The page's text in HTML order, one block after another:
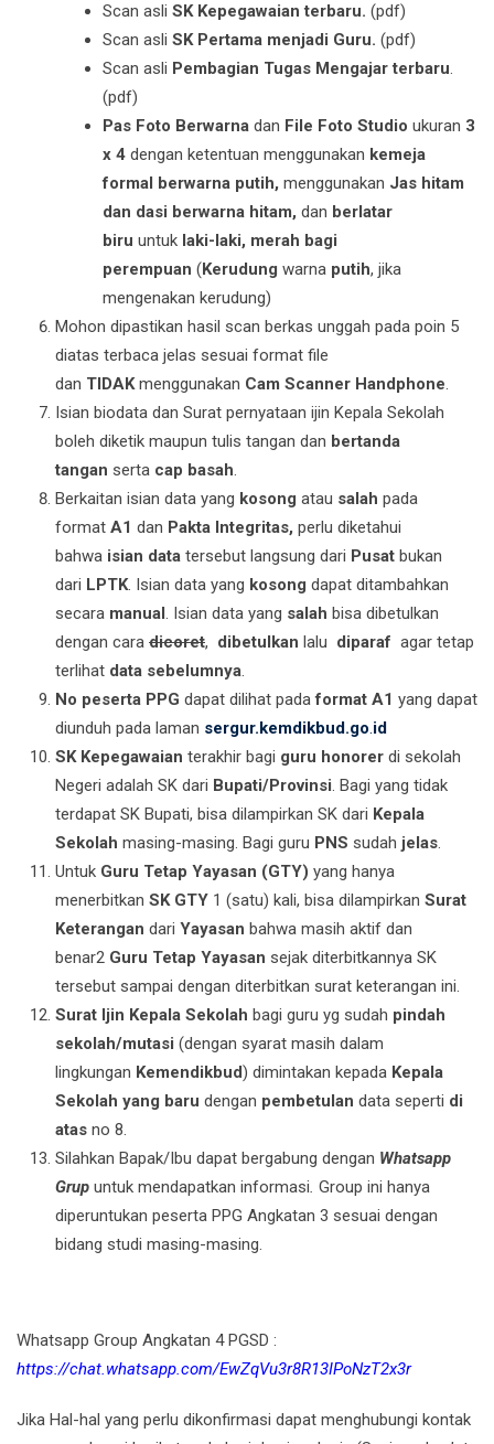
Scan asli SK Kepegawaian terbaru. (pdf)
Scan asli SK Pertama menjadi Guru. (pdf)
Scan asli Pembagian Tugas Mengajar terbaru.
(pdf)
Pas Foto Berwarna dan File Foto Studio ukuran 3
x 4 dengan ketentuan menggunakan kemeja
formal berwarna putih, menggunakan Jas hitam
dan dasi berwarna hitam, dan berlatar
biru untuklaki-laki, merah bagi
perempuan (Kerudung warna putih, jika
mengenakan kerudung)
Mohon dipastikan hasil scan berkas unggah pada poin 5
diatas terbaca jelas sesuai format file
dan TIDAKmenggunakan Cam Scanner Handphone.
Isian biodata dan Surat pernyataan ijin Kepala Sekolah
boleh diketik maupun tulis tangan dan bertanda
tangan serta cap basah.
Berkaitan isian data yang kosong atau salah pada
format A1 dan Pakta Integritas, perlu diketahui
bahwa isian data tersebut langsung dari Pusat bukan
dari LPTK. Isian data yang kosong dapat ditambahkan
secara manual. Isian data yang salah bisa dibetulkan
dengan cara dicoret, dibetulkan lalu diparaf agar tetap
terlihat data sebelumnya.
No peserta PPG dapat dilihat padaformat A1 yang dapat
diunduh pada laman sergur.kemdikbud.go.id
SK Kepegawaian terakhir bagi guru honorer di sekolah
Negeri adalah SK dari Bupati/Provinsi. Bagi yang tidak
terdapat SK Bupati, bisa dilampirkan SK dari Kepala
Sekolah masing-masing. Bagi guru PNS sudah jelas.
Untuk Guru Tetap Yayasan (GTY) yang hanya
menerbitkan SK GTY 1 (satu) kali, bisa dilampirkan Surat
Keterangan dari Yayasan bahwa masih aktif dan
benar2 Guru Tetap Yayasan sejak diterbitkannya SK
tersebut sampai dengan diterbitkan surat keterangan ini.
Surat Ijin Kepala Sekolah bagi guru yg sudah pindah
sekolah/mutasi (dengan syarat masih dalam
lingkungan Kemendikbud) dimintakan kepada Kepala
Sekolah yang baru dengan pembetulan data seperti di
atas no 8.
Silahkan Bapak/Ibu dapat bergabung dengan Whatsapp
Grup untuk mendapatkan informasi. Group ini hanya
diperuntukan peserta PPG Angkatan 3 sesuai dengan
bidang studi masing-masing.
Whatsapp Group Angkatan 4 PGSD :
https://chat.whatsapp.com/EwZqVu3r8R13IPoNzT2x3r
Jika Hal-hal yang perlu dikonfirmasi dapat menghubungi kontak